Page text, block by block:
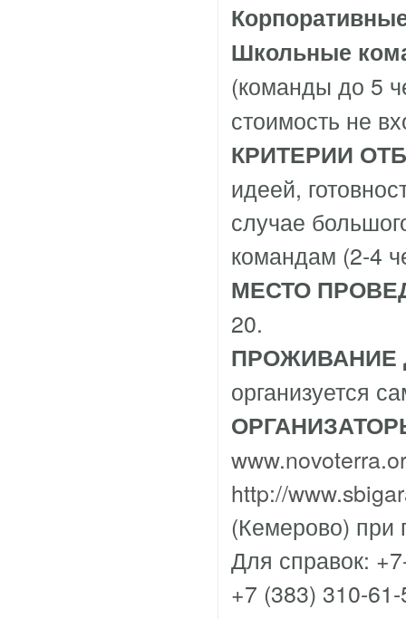
Школьные
(команды до 5
стоимость не
КРИТЕРИИ
идеей,
случае
командам (2-4
МЕСТО
20.
ПРОЖИВАНИЕ
организуется
http://
(Кемерово) при
Для справок:
+7 (383) 310-